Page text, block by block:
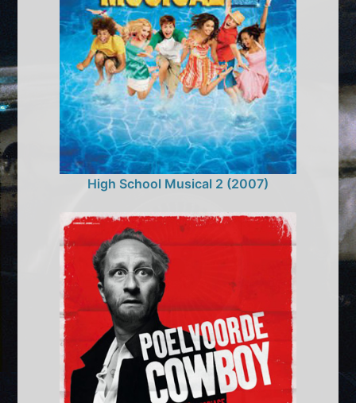
High School Musical 2 (2007)